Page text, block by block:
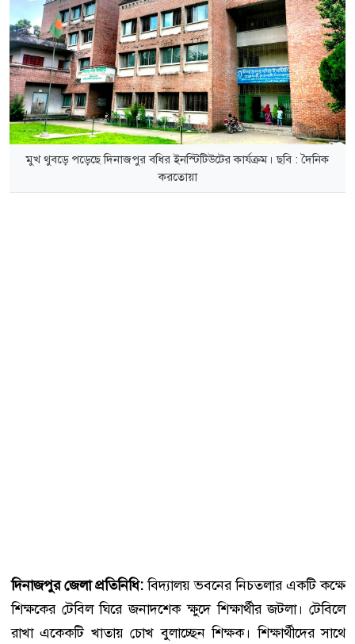
মুখ থুবড়ে পড়েছে দিনাজপুর বধির ইনস্টিটিউটের কার্যক্রম। ছবি : দৈনিক
করতোয়া
দিনাজপুর জেলা প্রতিনিধি:বিদ্যালয় ভবনের নিচতলার একটি কক্ষে
শিক্ষকের টেবিল ঘিরে জনাদশেক ক্ষুদে শিক্ষার্থীর জটলা। টেবিলে
রাখা একেকটি খাতায় চোখ বুলাচ্ছেন শিক্ষক। শিক্ষার্থীদের সাথে